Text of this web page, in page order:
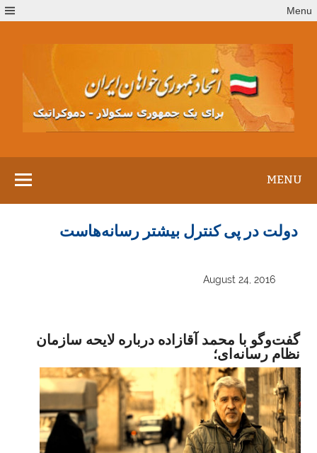
to
Menu
MENU
دولت در پی کنترل بیشتر رسانه‌هاست
August 24, 2016
گفت‌وگو با محمد آقازاده درباره لایحه سازمان
نظام رسانه‌ای؛